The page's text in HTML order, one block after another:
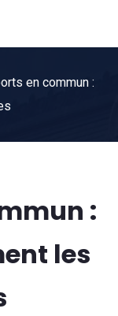
en commun :
:
les